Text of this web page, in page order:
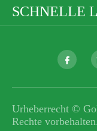
SCHNELLE

Urheberrecht ©
Rechte vorbehalten.